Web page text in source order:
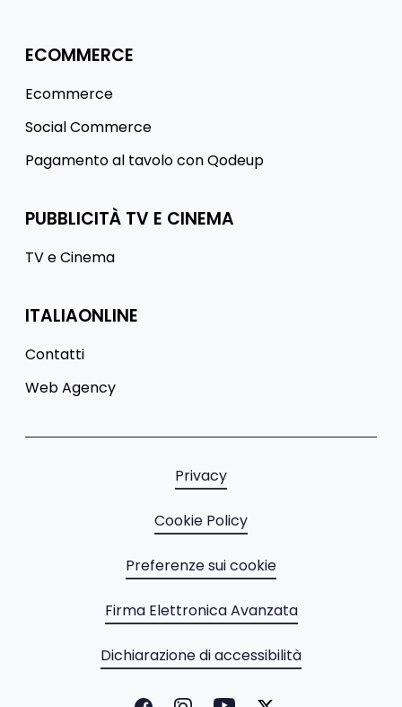
ECOMMERCE
Ecommerce
Social Commerce
Pagamento al tavolo con Qodeup
PUBBLICITÀ TV E CINEMA
TV e Cinema
ITALIAONLINE
Contatti
Web Agency
Privacy
Cookie Policy
Preferenze sui cookie
Firma Elettronica Avanzata
Dichiarazione di accessibilità